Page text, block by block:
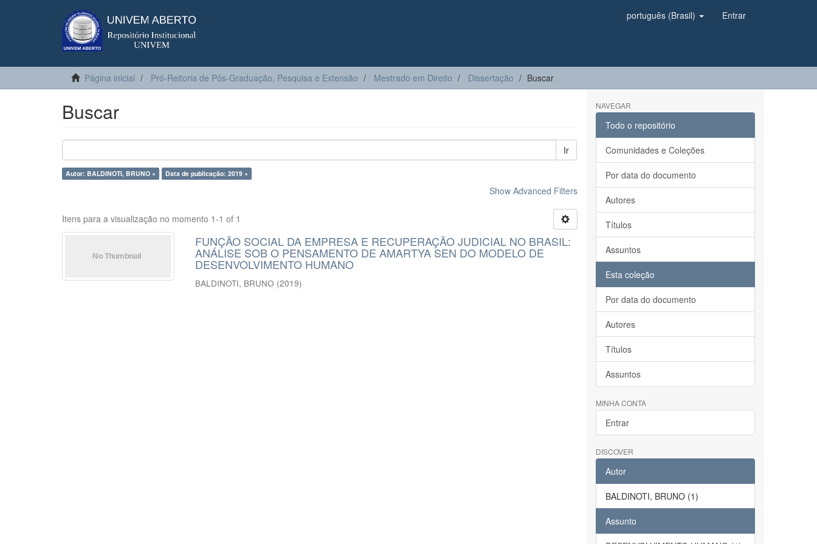
português (Brasil) Entrar
Página inicial Pró-Reitoria de Pós-Graduação, Pesquisa e Extensão Mestrado em Direito Dissertação Buscar
Buscar
Ir
Autor: BALDINOTI, BRUNO × Data de publicação: 2019 ×
Show Advanced Filters
Itens para a visualização no momento 1-1 of 1
FUNÇÃO SOCIAL DA EMPRESA E RECUPERAÇÃO JUDICIAL NO BRASIL:
ANÁLISE SOB O PENSAMENTO DE AMARTYA SEN DO MODELO DE
DESENVOLVIMENTO HUMANO
BALDINOTI, BRUNO (2019)
NAVEGAR
Todo o repositório
Comunidades e Coleções
Por data do documento
Autores
Títulos
Assuntos
Esta coleção
Por data do documento
Autores
Títulos
Assuntos
MINHA CONTA
Entrar
DISCOVER
Autor
BALDINOTI, BRUNO (1)
Assunto